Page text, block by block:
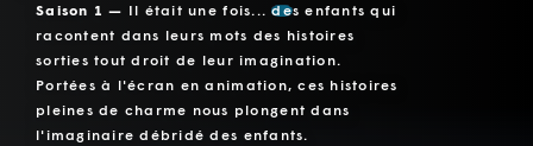
Saison 1 — Il était une fois... des enfants qui
racontent dans leurs mots des histoires
sorties tout droit de leur imagination.
Portées à l'écran en animation, ces histoires
pleines de charme nous plongent dans
l'imaginaire débridé des enfants.